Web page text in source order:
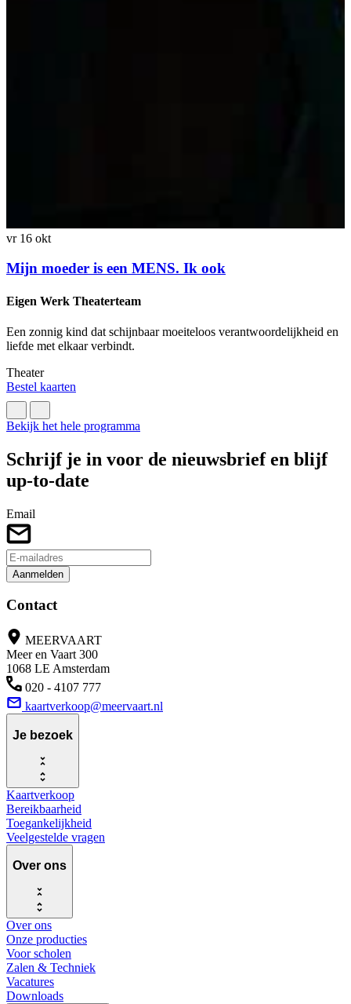
vr 16 okt
Mijn moeder is een MENS. Ik ook
Eigen Werk Theaterteam
Een zonnig kind dat schijnbaar moeiteloos verantwoordelijkheid en
liefde met elkaar verbindt.
Theater
Bestel kaarten
Bekijk het hele programma
Schrijf je in voor de nieuwsbrief en blijf
up-to-date
Email
Aanmelden
Contact
MEERVAART
Meer en Vaart 300
1068 LE Amsterdam
020 - 4107 777
kaartverkoop@meervaart.nl
Je bezoek
Kaartverkoop
Bereikbaarheid
Toegankelijkheid
Veelgestelde vragen
Over ons
Over ons
Onze producties
Voor scholen
Zalen & Techniek
Vacatures
Downloads